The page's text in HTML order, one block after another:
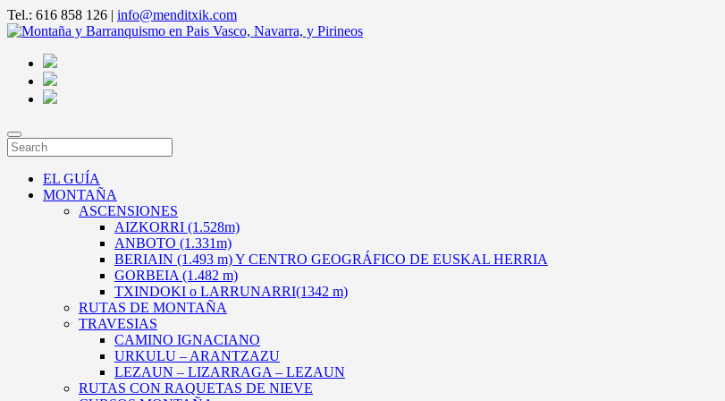
Tel.: 616 858 126 | info@menditxik.com
EL GUÍA
MONTAÑA
ASCENSIONES
AIZKORRI (1.528m)
ANBOTO (1.331m)
BERIAIN (1.493 m) Y CENTRO GEOGRÁFICO DE EUSKAL HERRIA
GORBEIA (1.482 m)
TXINDOKI o LARRUNARRI(1342 m)
RUTAS DE MONTAÑA
TRAVESIAS
CAMINO IGNACIANO
URKULU – ARANTZAZU
LEZAUN – LIZARRAGA – LEZAUN
RUTAS CON RAQUETAS DE NIEVE